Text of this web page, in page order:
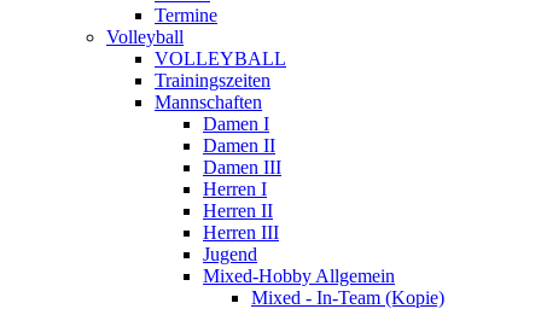
Termine
Volleyball
VOLLEYBALL
Trainingszeiten
Mannschaften
Damen I
Damen II
Damen III
Herren I
Herren II
Herren III
Jugend
Mixed-Hobby Allgemein
Mixed - In-Team (Kopie)